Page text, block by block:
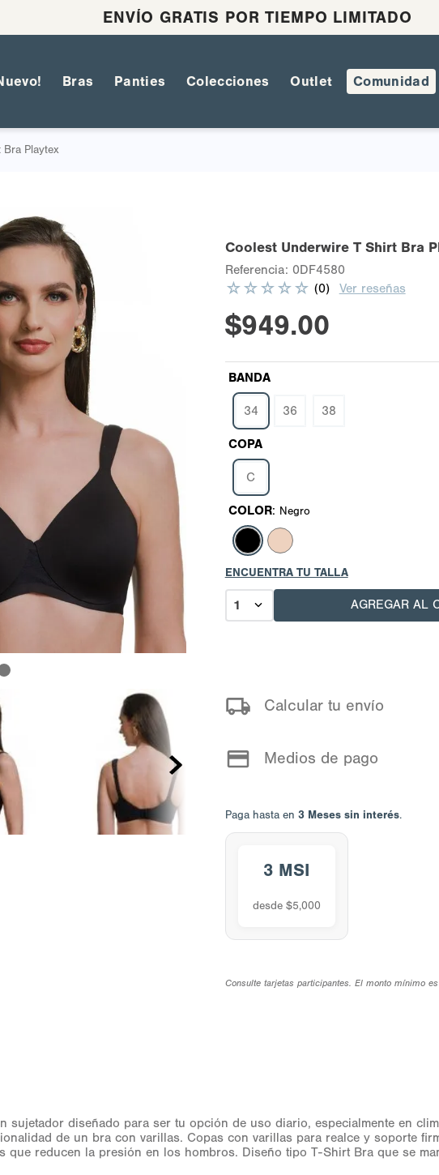
ENVÍO GRATIS POR TIEMPO LIMITADO
Bras Panties Colecciones Outlet Comunidad
Playtex
Coolest Underwire T Shirt Bra
Referencia: 0DF4580
☆☆☆☆☆ (0) Ver reseñas
$949.00
BANDA
34 36 38
COPA
C
COLOR: Negro
ENCUENTRA TU TALLA
1 AGREGAR AL
Calcular tu envío
Medios de pago
Paga hasta en 3 Meses sin interés.
3 MSI
desde $5,000
Consulte tarjetas participantes. El monto mínimo
sujetador diseñado para ser tu opción de uso diario, especialmente en
de un bra con varillas. Copas con varillas para realce y soporte
que reducen la presión en los hombros. Diseño tipo T-Shirt Bra que se